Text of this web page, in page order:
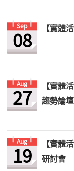
Sep
08 【實體
Aug
27
【實體
趨勢論壇
Aug
19
【實體
研討會